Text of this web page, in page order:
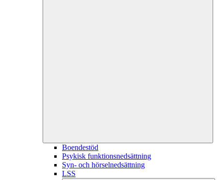
Boendestöd
Psykisk funktionsnedsättning
Syn- och hörselnedsättning
LSS